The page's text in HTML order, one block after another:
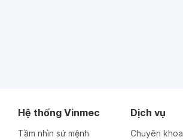
Hệ thống Vinmec
Tầm nhìn sứ mệnh
Dịch vụ
Chuyên khoa